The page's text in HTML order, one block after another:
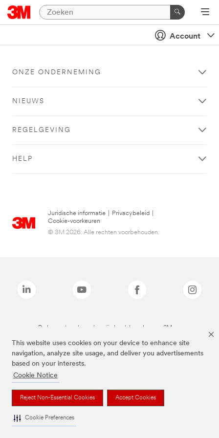
This website uses cookies on your device to enhance site
navigation, analyze site usage, and deliver you advertisements
based on your interests.
Cookie Notice
Reject Non-Essential Cookies Accept Cookies
Cookie Preferences
Account
ONZE ONDERNEMING
NIEUWS
REGELGEVING
HELP
Juridische informatie Privacybeleid
Cookie-voorkeuren
© 3M 2026. Alle rechten voorbehouden.
De bovenstaande merken zijn handelsmerken van 3M.we